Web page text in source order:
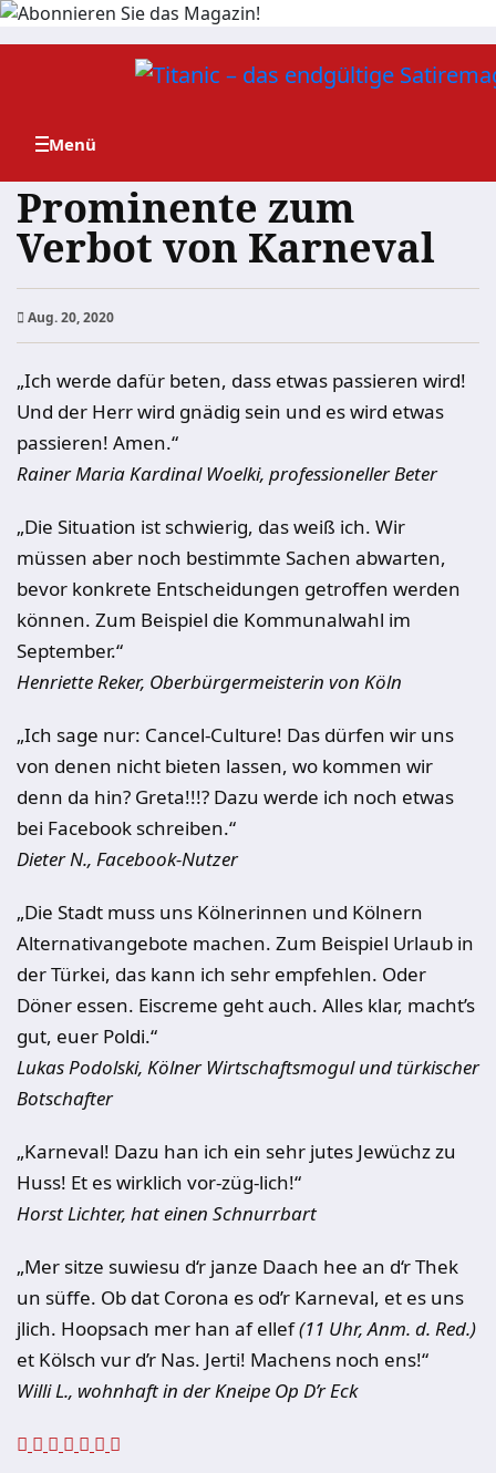
Zum
Prominente zum
Verbot von Karneval
Aug. 20, 2020
„Ich werde dafür beten, dass etwas passieren wird!
Und der Herr wird gnädig sein und es wird etwas
passieren! Amen.“
Rainer Maria Kardinal Woelki, professioneller Beter
„Die Situation ist schwierig, das weiß ich. Wir
müssen aber noch bestimmte Sachen abwarten,
bevor konkrete Entscheidungen getroffen werden
können. Zum Beispiel die Kommunalwahl im
September.“
Henriette Reker, Oberbürgermeisterin von Köln
„Ich sage nur: Cancel-Culture! Das dürfen wir uns
von denen nicht bieten lassen, wo kommen wir
denn da hin? Greta!!!? Dazu werde ich noch etwas
bei Facebook schreiben.“
Dieter N., Facebook-Nutzer
„Die Stadt muss uns Kölnerinnen und Kölnern
Alternativangebote machen. Zum Beispiel Urlaub in
der Türkei, das kann ich sehr empfehlen. Oder
Döner essen. Eiscreme geht auch. Alles klar, macht’s
gut, euer Poldi.“
Lukas Podolski, Kölner Wirtschaftsmogul und türkischer
Botschafter
„Karneval! Dazu han ich ein sehr jutes Jewüchz zu
Huss! Et es wirklich vor-züg-lich!“
Horst Lichter, hat einen Schnurrbart
„Mer sitze suwiesu d‘r janze Daach hee an d‘r Thek
un süffe. Ob dat Corona es od’r Karneval, et es uns
jlich. Hoopsach mer han af ellef(11 Uhr, Anm. d. Red.)
et Kölsch vur d’r Nas. Jerti! Machens noch ens!“
Willi L., wohnhaft in der Kneipe Op D’r Eck